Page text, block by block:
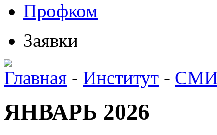
Профком
Заявки
Главная - Институт - СМИ
ЯНВАРЬ 2026